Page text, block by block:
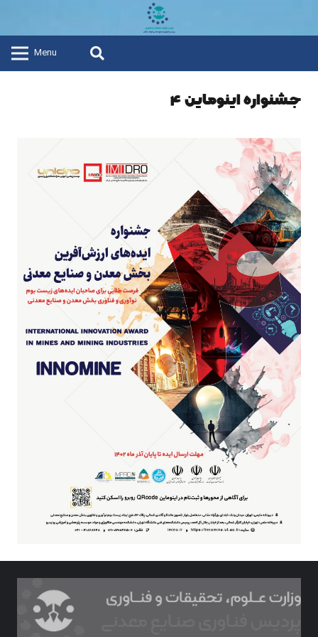
Menu
جشنواره اینوماین ۴